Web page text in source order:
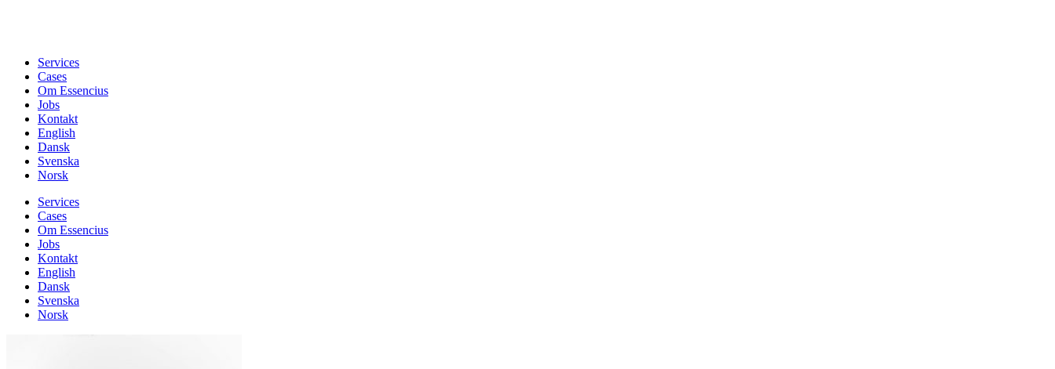
Services
Cases
Om Essencius
Jobs
Kontakt
English
Dansk
Svenska
Norsk
Services
Cases
Om Essencius
Jobs
Kontakt
English
Dansk
Svenska
Norsk